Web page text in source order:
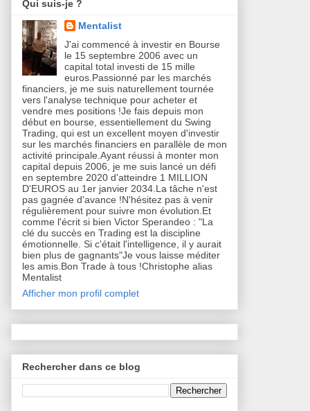
Qui suis-je ?
Mentalist
J'ai commencé à investir en Bourse
le 15 septembre 2006 avec un
capital total investi de 15 mille
euros.Passionné par les marchés
financiers, je me suis naturellement tournée
vers l'analyse technique pour acheter et
vendre mes positions !Je fais depuis mon
début en bourse, essentiellement du Swing
Trading, qui est un excellent moyen d'investir
sur les marchés financiers en parallèle de mon
activité principale.Ayant réussi à monter mon
capital depuis 2006, je me suis lancé un défi
en septembre 2020 d'atteindre 1 MILLION
D'EUROS au 1er janvier 2034.La tâche n'est
pas gagnée d'avance !N'hésitez pas à venir
régulièrement pour suivre mon évolution.Et
comme l'écrit si bien Victor Sperandeo : "La
clé du succès en Trading est la discipline
émotionnelle. Si c'était l'intelligence, il y aurait
bien plus de gagnants"Je vous laisse méditer
les amis.Bon Trade à tous !Christophe alias
Mentalist
Afficher mon profil complet
Rechercher dans ce blog